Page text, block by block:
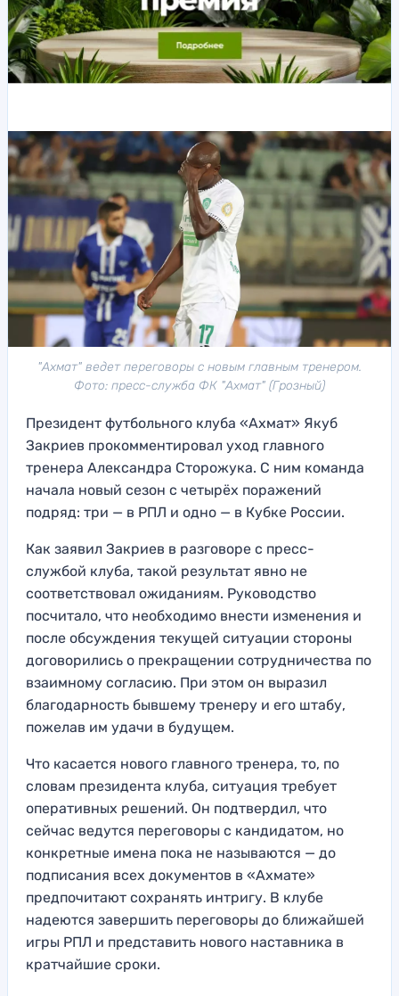
"Ахмат" ведет переговоры с новым главным тренером.
Фото: пресс-служба ФК "Ахмат" (Грозный)
Президент футбольного клуба «Ахмат» Якуб
Закриев прокомментировал уход главного
тренера Александра Сторожука. С ним команда
начала новый сезон с четырёх поражений
подряд: три — в РПЛ и одно — в Кубке России.
Как заявил Закриев в разговоре с пресс-
службой клуба, такой результат явно не
соответствовал ожиданиям. Руководство
посчитало, что необходимо внести изменения и
после обсуждения текущей ситуации стороны
договорились о прекращении сотрудничества по
взаимному согласию. При этом он выразил
благодарность бывшему тренеру и его штабу,
пожелав им удачи в будущем.
Что касается нового главного тренера, то, по
словам президента клуба, ситуация требует
оперативных решений. Он подтвердил, что
сейчас ведутся переговоры с кандидатом, но
конкретные имена пока не называются — до
подписания всех документов в «Ахмате»
предпочитают сохранять интригу. В клубе
надеются завершить переговоры до ближайшей
игры РПЛ и представить нового наставника в
кратчайшие сроки.